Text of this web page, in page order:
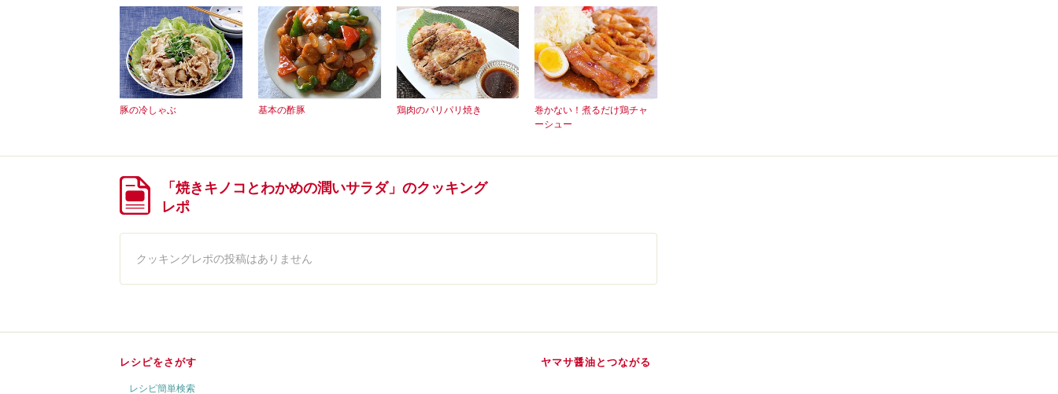
豚の冷しゃぶ 基本の酢豚 鶏肉のパリパリ焼き
巻かない！煮るだけ鶏チャ
ーシュー
「焼きキノコとわかめの潤いサラダ」のクッキング
レポ
クッキングレポの投稿はありません
レシピをさがす
レシピ簡単検索
ヤマサ醤油とつながる